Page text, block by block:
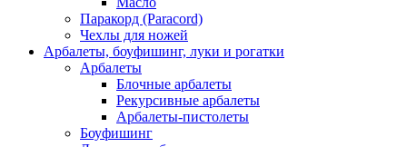
Паракорд (Paracord)
Чехлы для ножей
Арбалеты, боуфишинг, луки и рогатки
Арбалеты
Блочные арбалеты
Рекурсивные арбалеты
Арбалеты-пистолеты
Боуфишинг